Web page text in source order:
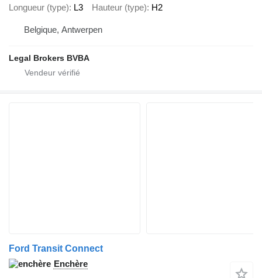
Longueur (type) L3 Hauteur (type) H2
Belgique, Antwerpen
Legal Brokers BVBA
Ford Transit Connect
Enchère